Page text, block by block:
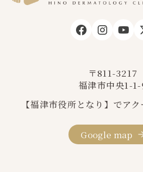
〒811-3217
福津市中央1-
【福津市役所となり】でアク
Google map